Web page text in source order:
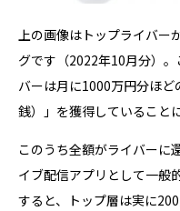
上の画像はトップライバー
グです（2022年10月分）
バーは月に1000万円分ほ
銭）」を獲得していること
このうち全額がライバーに
イブ配信アプリとして一般
すると、トップ層は実に